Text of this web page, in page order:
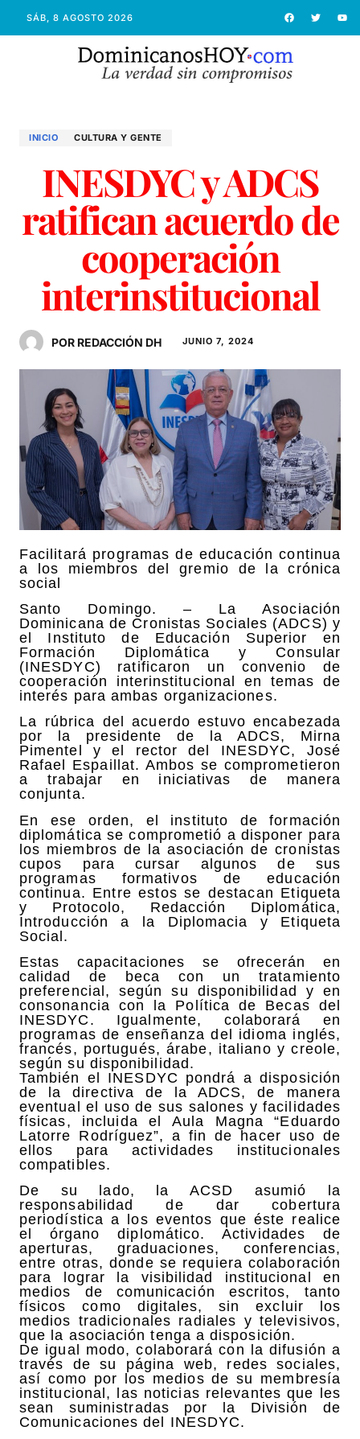
SÁB, 8 AGOSTO 2026
INICIO CULTURA Y GENTE
INESDYC y ADCS
ratifican acuerdo de
cooperación
interinstitucional
POR REDACCIÓN DH JUNIO 7, 2024
Facilitará programas de educación continua
a los miembros del gremio de la crónica
social
Santo Domingo. – La Asociación
Dominicana de Cronistas Sociales (ADCS) y
el Instituto de Educación Superior en
Formación Diplomática y Consular
(INESDYC) ratificaron un convenio de
cooperación interinstitucional en temas de
interés para ambas organizaciones.
La rúbrica del acuerdo estuvo encabezada
por la presidente de la ADCS, Mirna
Pimentel y el rector del INESDYC, José
Rafael Espaillat. Ambos se comprometieron
a trabajar en iniciativas de manera
conjunta.
En ese orden, el instituto de formación
diplomática se comprometió a disponer para
los miembros de la asociación de cronistas
cupos para cursar algunos de sus
programas formativos de educación
continua. Entre estos se destacan Etiqueta
y Protocolo, Redacción Diplomática,
Introducción a la Diplomacia y Etiqueta
Social.
Estas capacitaciones se ofrecerán en
calidad de beca con un tratamiento
preferencial, según su disponibilidad y en
consonancia con la Política de Becas del
INESDYC. Igualmente, colaborará en
programas de enseñanza del idioma inglés,
francés, portugués, árabe, italiano y creole,
según su disponibilidad.
También el INESDYC pondrá a disposición
de la directiva de la ADCS, de manera
eventual el uso de sus salones y facilidades
físicas, incluida el Aula Magna “Eduardo
Latorre Rodríguez”, a fin de hacer uso de
ellos para actividades institucionales
compatibles.
De su lado, la ACSD asumió la
responsabilidad de dar cobertura
periodística a los eventos que éste realice
el órgano diplomático. Actividades de
aperturas, graduaciones, conferencias,
entre otras, donde se requiera colaboración
para lograr la visibilidad institucional en
medios de comunicación escritos, tanto
físicos como digitales, sin excluir los
medios tradicionales radiales y televisivos,
que la asociación tenga a disposición.
De igual modo, colaborará con la difusión a
través de su página web, redes sociales,
así como por los medios de su membresía
institucional, las noticias relevantes que les
sean suministradas por la División de
Comunicaciones del INESDYC.